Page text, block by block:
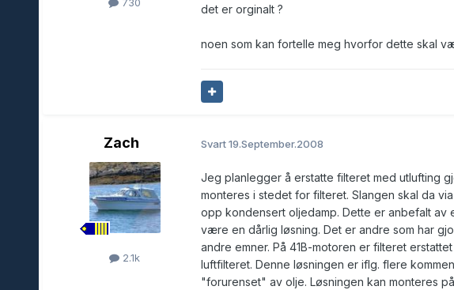
det er orginalt ?
noen som kan fortelle meg hvorfor dette skal
Zach
2.1k
Svart19.September.2008
Jeg planlegger å erstatte filteret med utlufting
monteres i stedet for filteret. Slangen skal da
opp kondensert oljedamp. Dette er anbefalt
være en dårlig løsning. Det er andre som har
andre emner. På 41B-motoren er filteret
luftfilteret. Denne løsningen er iflg. flere
"forurenset" av olje. Løsningen kan monteres